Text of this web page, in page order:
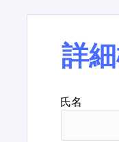
詳
氏名